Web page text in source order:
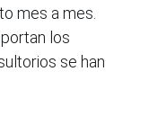
mes a mes.
los
se han